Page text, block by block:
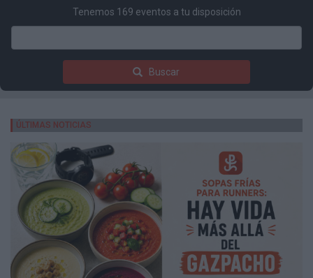
Tenemos 169 eventos a tu disposición
Buscar
ÚLTIMAS NOTICIAS